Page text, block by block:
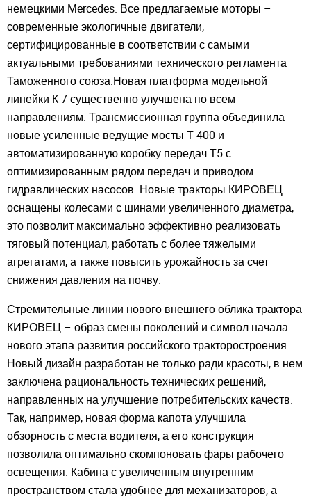
немецкими Mercedes. Все предлагаемые моторы –
современные экологичные двигатели,
сертифицированные в соответствии с самыми
актуальными требованиями технического регламента
Таможенного союза.Новая платформа модельной
линейки К-7 существенно улучшена по всем
направлениям. Трансмиссионная группа объединила
новые усиленные ведущие мосты Т-400 и
автоматизированную коробку передач Т5 с
оптимизированным рядом передач и приводом
гидравлических насосов. Новые тракторы КИРОВЕЦ
оснащены колесами с шинами увеличенного диаметра,
это позволит максимально эффективно реализовать
тяговый потенциал, работать с более тяжелыми
агрегатами, а также повысить урожайность за счет
снижения давления на почву.
Стремительные линии нового внешнего облика трактора
КИРОВЕЦ – образ смены поколений и символ начала
нового этапа развития российского тракторостроения.
Новый дизайн разработан не только ради красоты, в нем
заключена рациональность технических решений,
направленных на улучшение потребительских качеств.
Так, например, новая форма капота улучшила
обзорность с места водителя, а его конструкция
позволила оптимально скомпоновать фары рабочего
освещения. Кабина с увеличенным внутренним
пространством стала удобнее для механизаторов, а